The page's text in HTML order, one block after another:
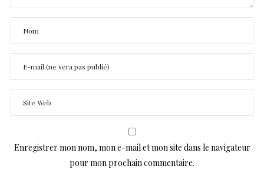
Enregistrer mon nom, mon e-mail et mon site dans le navigateur
pour mon prochain commentaire.